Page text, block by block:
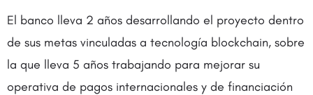
El banco lleva 2 años desarrollando el proyecto dentro
de sus metas vinculadas a tecnología blockchain, sobre
la que lleva 5 años trabajando para mejorar su
operativa de pagos internacionales y de financiación